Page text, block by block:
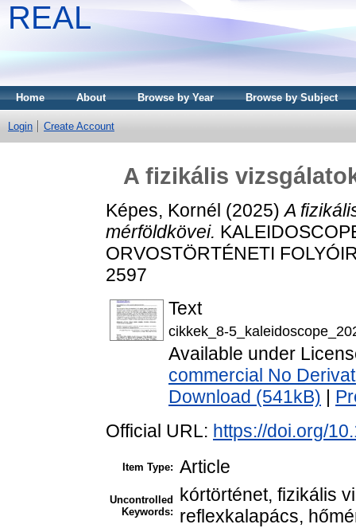
REAL
Home About Browse by Year Browse by Subject
Login Create Account
A fizikális
Képes, Kornél (2025)A
mérföldkövei.
ORVOSTÖRTÉNETI
2597
Text
cikkek_8-
Available under
commercial No
Download (541kB)
Official URL: https://doi.org/
Item Type: Article
Uncontrolled
Keywords:
kórtörténet, fizikális
reflexkalapács,